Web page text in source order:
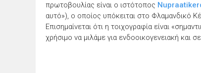
πρωτοβουλίας είναι ο ιστότοπος
αυτό»), ο οποίος υπόκειται στο Φλαμανδικό
Επισημαίνεται ότι η τοιχογραφία είναι
χρήσιμο να μιλάμε για ενδοοικογενειακή και